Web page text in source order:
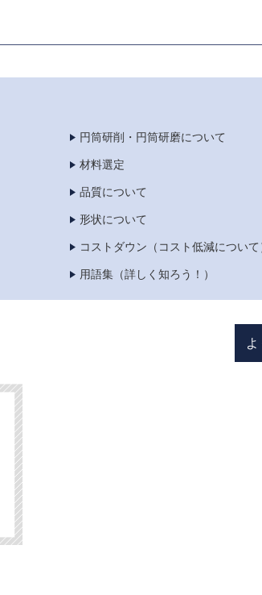
円筒研削・円筒研磨について
材料選定
品質について
形状について
コストダウン（コスト低減について
用語集（詳しく知ろう！）